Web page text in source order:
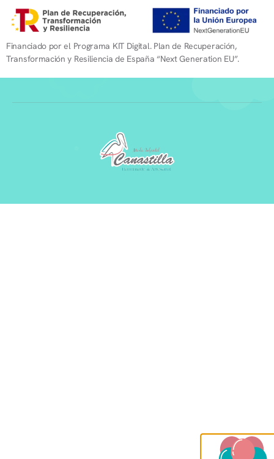
Financiado por el Programa KIT Digital. Plan de Recuperación,
Transformación y Resiliencia de España “Next Generation EU”.